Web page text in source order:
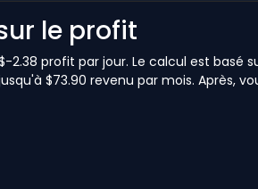
le profit
profit par jour. Le calcul est basé
$73.90 revenu par mois. Après,